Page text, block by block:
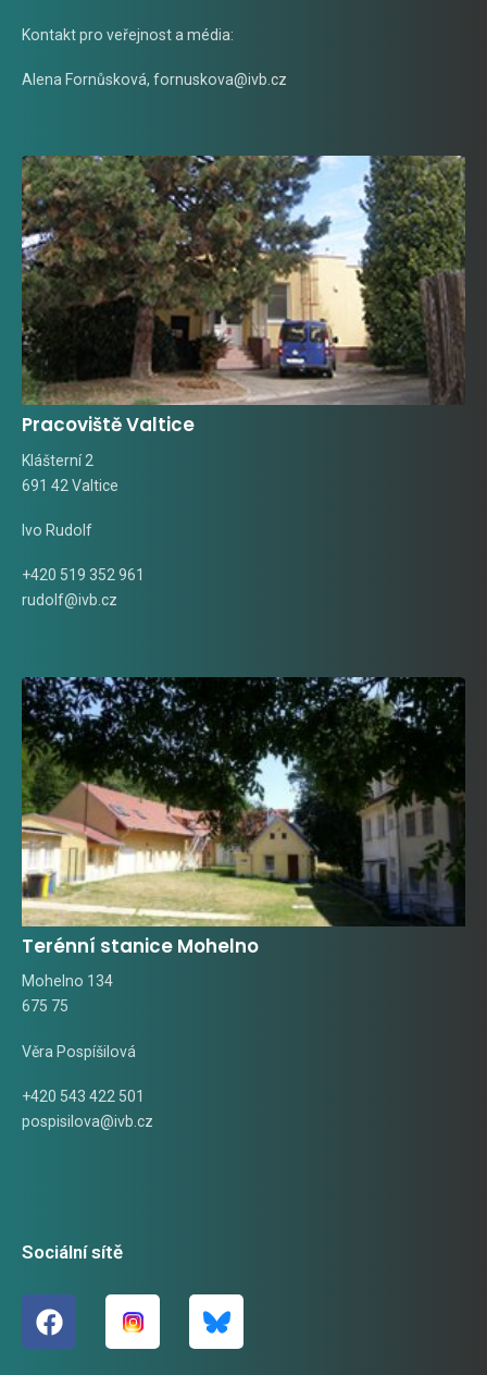
Kontakt pro veřejnost a média:
Alena Fornůsková, fornuskova@ivb.cz
Pracoviště Valtice
Klášterní 2
691 42 Valtice
Ivo Rudolf
+420 519 352 961
rudolf@ivb.cz
Terénní stanice Mohelno
Mohelno 134
675 75
Věra Pospíšilová
+420 543 422 501
pospisilova@ivb.cz
Sociální sítě